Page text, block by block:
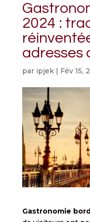
2024 :
adresses
par ipjek| Fév 15,
Gastronomie